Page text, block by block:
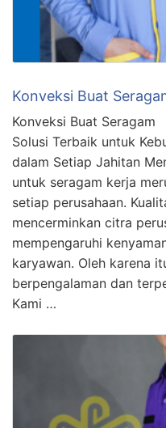
Konveksi Buat
Konveksi Buat Seragam
Solusi Terbaik untuk
dalam Setiap Jahitan
untuk seragam kerja
setiap perusahaan.
mencerminkan citra
mempengaruhi
karyawan. Oleh karena
berpengalaman dan
Kami …